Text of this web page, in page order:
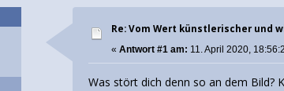
Re: Vom Wert künstlerischer und
«Antwort #1 am: 11. April 2020,
Was stört dich denn so an dem Bild?